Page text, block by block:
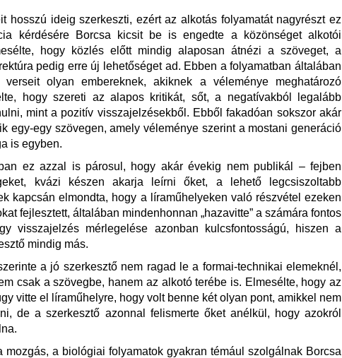
hosszú ideig szerkeszti, ezért az alkotás folyamatát nagyrészt ez
kérdésére Borcsa kicsit be is engedte a közönséget alkotói
hogy közlés előtt mindig alaposan átnézi a szöveget, a
pedig erre új lehetőséget ad. Ebben a folyamatban általában
olyan embereknek, akiknek a véleménye meghatározó
hogy szereti az alapos kritikát, sőt, a negatívakból legalább
mint a pozitív visszajelzésekből. Ebből fakadóan sokszor akár
egy-egy szövegen, amely véleménye szerint a mostani generáció
is egyben.
ez azzal is párosul, hogy akár évekig nem publikál – fejben
kvázi készen akarja leírni őket, a lehető legcsiszoltabb
kapcsán elmondta, hogy a líraműhelyeken való részvétel ezeken
fejlesztett, általában mindenhonnan „hazavitte” a számára fontos
visszajelzés mérlegelése azonban kulcsfontosságú, hiszen a
mindig más.
a jó szerkesztő nem ragad le a formai-technikai elemeknél,
csak a szövegbe, hanem az alkotó terébe is. Elmesélte, hogy az
vitte el líraműhelyre, hogy volt benne két olyan pont, amikkel nem
de a szerkesztő azonnal felismerte őket anélkül, hogy azokról
mozgás, a biológiai folyamatok gyakran témául szolgálnak Borcsa